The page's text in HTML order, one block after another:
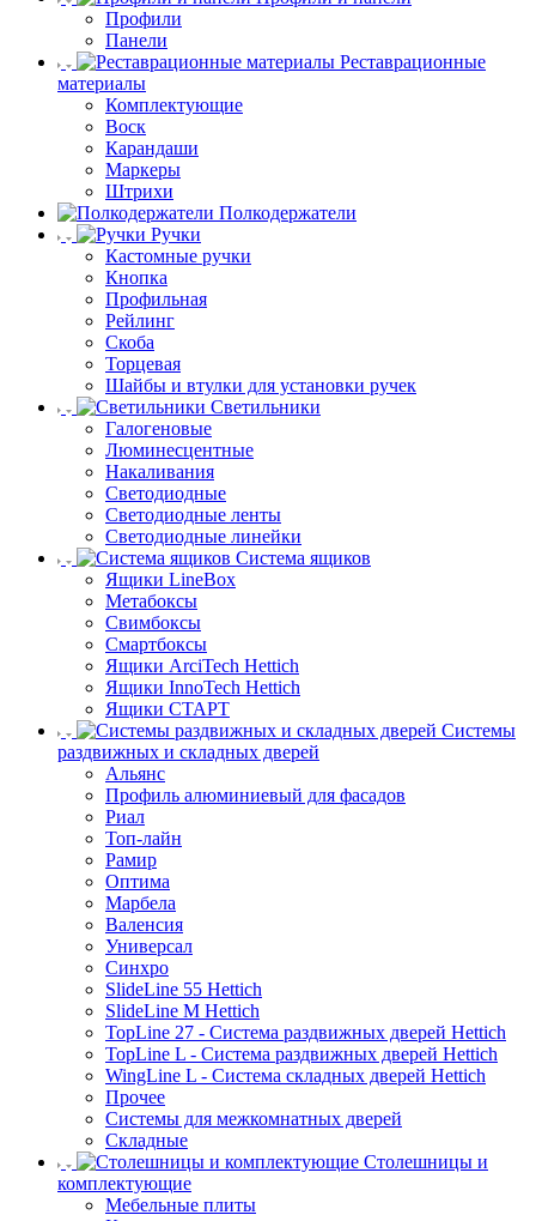
Профили
Панели
Реставрационные
материалы
Комплектующие
Воск
Карандаши
Маркеры
Штрихи
Полкодержатели
Ручки
Кастомные ручки
Кнопка
Профильная
Рейлинг
Скоба
Торцевая
Шайбы и втулки для установки ручек
Светильники
Галогеновые
Люминесцентные
Накаливания
Светодиодные
Светодиодные ленты
Светодиодные линейки
Система ящиков
Ящики LineBox
Метабоксы
Свимбоксы
Смартбоксы
Ящики ArciTech Hettich
Ящики InnoTech Hettich
Ящики СТАРТ
Системы
раздвижных и складных дверей
Альянс
Профиль алюминиевый для фасадов
Риал
Топ-лайн
Рамир
Оптима
Марбела
Валенсия
Универсал
Синхро
SlideLine 55 Hettich
SlideLine M Hettich
TopLine 27 - Система раздвижных дверей Hettich
TopLine L - Система раздвижных дверей Hettich
WingLine L - Система складных дверей Hettich
Прочее
Системы для межкомнатных дверей
Складные
Столешницы и
комплектующие
Мебельные плиты